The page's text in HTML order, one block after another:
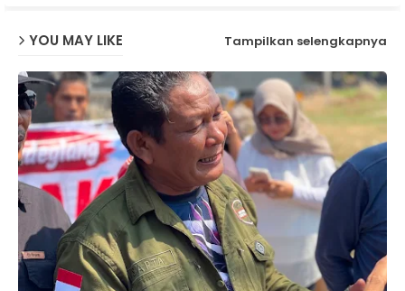
YOU MAY LIKE Tampilkan selengkapnya